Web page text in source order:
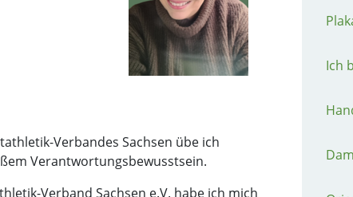
Verbandes Sachsen übe ich
Verantwortungsbewusstsein.
Verband Sachsen e.V. habe ich mich
Ich